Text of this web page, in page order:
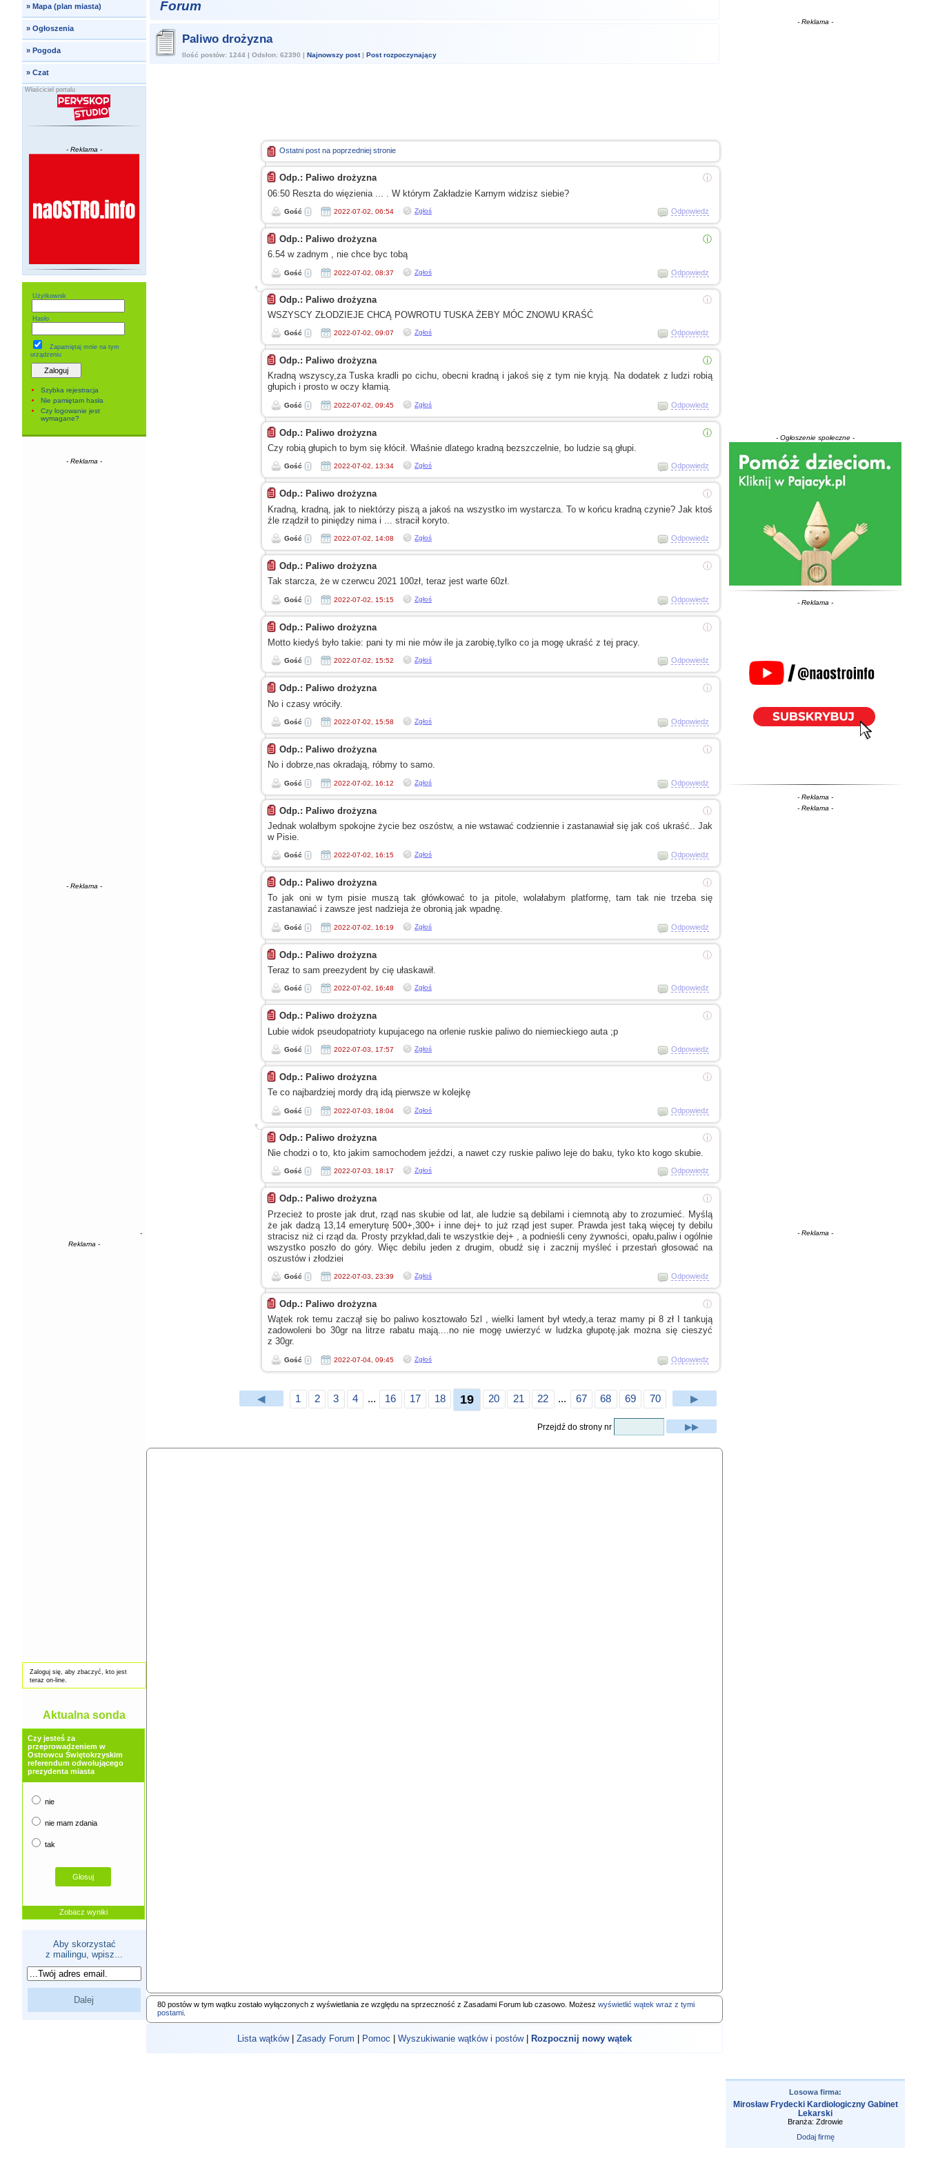
» Mapa (plan miasta)
» Ogłoszenia
» Pogoda
» Czat
Właściciel portalu
- Reklama -
Użytkownik
Hasło
Zapamiętaj mniena tym
urządzeniu
Szybka rejestracja
Nie pamiętam hasła
Czy logowanie jest
wymagane?
- Reklama -
- Reklama -
-
Reklama -
Zaloguj się, aby zbaczyć, kto jest
teraz on-line.
Aktualna sonda
Czy jesteś za
przeprowadzeniem w
Ostrowcu Świętokrzyskim
referendum odwołującego
prezydenta miasta
nie
nie mam zdania
tak
Zobacz wyniki
Aby skorzystać
z mailingu, wpisz...
Forum
Paliwo drożyzna
Ilość postów: 1244 | Odsłon: 62390 | Najnowszy post| Post rozpoczynający
Ostatni post na poprzedniej stronie
ⓘ
Odp.: Paliwo drożyzna
06:50 Reszta do więzienia ... . W którym Zakładzie Karnym widzisz siebie?
Gość 2022-07-02, 06:54 Zgłoś Odpowiedz
ⓘ
Odp.: Paliwo drożyzna
6.54 w zadnym , nie chce byc tobą
Gość 2022-07-02, 08:37 Zgłoś Odpowiedz
ⓘ
Odp.: Paliwo drożyzna
WSZYSCY ZŁODZIEJE CHCĄ POWROTU TUSKA ŻEBY MÓC ZNOWU KRAŚĆ
Gość 2022-07-02, 09:07 Zgłoś Odpowiedz
ⓘ
Odp.: Paliwo drożyzna
Kradną wszyscy,za Tuska kradli po cichu, obecni kradną i jakoś sięz tym nie kryją. Na dodatek z ludzi robią
głupich i prosto w oczy kłamią.
Gość 2022-07-02, 09:45 Zgłoś Odpowiedz
ⓘ
Odp.: Paliwo drożyzna
Czy robią głupich to bym się kłócił. Właśnie dlatego kradną bezszczelnie, bo ludzie są głupi.
Gość 2022-07-02, 13:34 Zgłoś Odpowiedz
ⓘ
Odp.: Paliwo drożyzna
Kradną, kradną, jak to niektórzy pisząa jakoś na wszystko im wystarcza. To w końcukradną czynie? Jak ktoś
źle rządził to piniędzy nima i ... stracił koryto.
Gość 2022-07-02, 14:08 Zgłoś Odpowiedz
ⓘ
Odp.: Paliwo drożyzna
Tak starcza, że w czerwcu 2021 100zł, teraz jest warte 60zł.
Gość 2022-07-02, 15:15 Zgłoś Odpowiedz
ⓘ
Odp.: Paliwo drożyzna
Motto kiedyś było takie: pani ty mi nie mów ile ja zarobię,tylko co ja mogę ukraść z tej pracy.
Gość 2022-07-02, 15:52 Zgłoś Odpowiedz
ⓘ
Odp.: Paliwo drożyzna
No i czasy wróciły.
Gość 2022-07-02, 15:58 Zgłoś Odpowiedz
ⓘ
Odp.: Paliwo drożyzna
No i dobrze,nas okradają, róbmy to samo.
Gość 2022-07-02, 16:12 Zgłoś Odpowiedz
ⓘ
Odp.: Paliwo drożyzna
Jednak wolałbym spokojne życie bez oszóstw, a nie wstawać codziennie i zastanawiał się jak coś ukraść.. Jak
w Pisie.
Gość 2022-07-02, 16:15 Zgłoś Odpowiedz
ⓘ
Odp.: Paliwo drożyzna
To jak oniw tym pisie muszą tak główkować to ja pitole, wolałabym platformę, tam tak nie trzeba się
zastanawiać i zawsze jest nadzieja że obronią jak wpadnę.
Gość 2022-07-02, 16:19 Zgłoś Odpowiedz
ⓘ
Odp.: Paliwo drożyzna
Teraz to sam preezydent by cię ułaskawił.
Gość 2022-07-02, 16:48 Zgłoś Odpowiedz
ⓘ
Odp.: Paliwo drożyzna
Lubie widok pseudopatrioty kupujacego na orlenie ruskie paliwo do niemieckiego auta ;p
Gość 2022-07-03, 17:57 Zgłoś Odpowiedz
ⓘ
Odp.: Paliwo drożyzna
Te co najbardziej mordy drą idą pierwsze w kolejkę
Gość 2022-07-03, 18:04 Zgłoś Odpowiedz
ⓘ
Odp.: Paliwo drożyzna
Nie chodzi o to, kto jakim samochodem jeździ, a nawet czy ruskie paliwo leje do baku, tyko kto kogo skubie.
Gość 2022-07-03, 18:17 Zgłoś Odpowiedz
ⓘ
Odp.: Paliwo drożyzna
Przecież to proste jak drut, rząd nas skubie od lat, ale ludzie są debilami i ciemnotą aby to zrozumieć. Myślą
że jak dadzą 13,14 emeryturę 500+,300+i inne dej+ to już rząd jest super. Prawda jest taką więcej ty debilu
stracisz niż ci rząd da. Prosty przykład,dali te wszystkie dej+ , a podnieśli ceny żywności, opału,paliw i ogólnie
wszystko poszło do góry. Więc debilu jedenz drugim, obudź sięi zacznij myśleći przestań głosować na
oszustów i złodziei
Gość 2022-07-03, 23:39 Zgłoś Odpowiedz
ⓘ
Odp.: Paliwo drożyzna
Wątek rok temu zaczął się bo paliwo kosztowało 5zl , wielki lament był wtedy,a teraz mamy pi 8 zł
I tankują
zadowoleni bo 30gr na litrze rabatu mają....no nie mogę uwierzyćw ludzkagłupotę.jak można się cieszyć
z 30gr.
Gość 2022-07-04, 09:45 Zgłoś Odpowiedz
◀ 1 2 3 4 ... 16 17 18 19 20 21 22 ... 67 68 69 70 ▶
Przejdź do strony nr
80 postów w tym wątku zostało wyłączonych z wyświetlania ze względu na sprzeczność z Zasadami Forum lub czasowo. Możesz wyświetlić wątek wraz z tymi
postami.
Lista wątków| Zasady Forum Pomoc Wyszukiwanie wątków i postów| Rozpocznij nowy wątek
- Reklama -
- Ogłoszenie społeczne -
- Reklama -
- Reklama -
- Reklama -
- Reklama -
Losowa firma:
Mirosław Frydecki Kardiologiczny Gabinet
Lekarski
Branża: Zdrowie
Dodaj firmę